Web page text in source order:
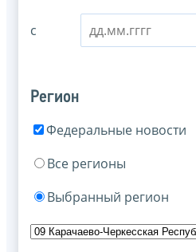
с
Регион
Федеральные новости
Все регионы
Выбранный регион